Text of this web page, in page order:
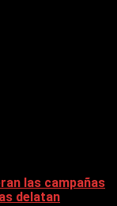
las campañas
delatan